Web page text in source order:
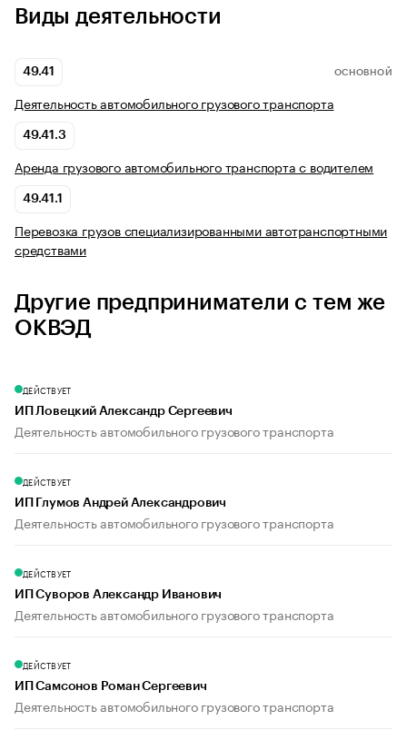
Виды деятельности
49.41 ОСНОВНОЙ
Деятельность автомобильного грузового транспорта
49.41.3
Аренда грузового автомобильного транспорта с водителем
49.41.1
Перевозка грузов специализированными автотранспортными
средствами
Другие предприниматели с тем же
ОКВЭД
ДЕЙСТВУЕТ
ИП Ловецкий Александр Сергеевич
Деятельность автомобильного грузового транспорта
ДЕЙСТВУЕТ
ИП Глумов Андрей Александрович
Деятельность автомобильного грузового транспорта
ДЕЙСТВУЕТ
ИП Суворов Александр Иванович
Деятельность автомобильного грузового транспорта
ДЕЙСТВУЕТ
ИП Самсонов Роман Сергеевич
Деятельность автомобильного грузового транспорта